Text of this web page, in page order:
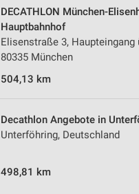
DECATHLON München-
Hauptbahnhof
Elisenstraße 3,
80335 München
504,13 km
Decathlon Angebote in
Unterföhring, Deutschland
498,81 km